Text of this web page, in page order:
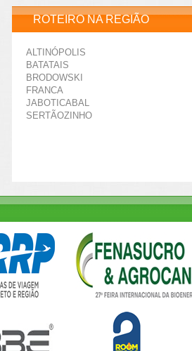
ROTEIRO NA REGIÃO
ALTINÓPOLIS
BATATAIS
BRODOWSKI
FRANCA
JABOTICABAL
SERTÃOZINHO